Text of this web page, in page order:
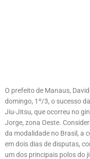
O prefeito de Manaus,
domingo, 1º/3, o sucesso
Jiu-Jitsu, que ocorreu no
Jorge, zona Oeste.
da modalidade no Brasil, a
em dois dias de disputas,
um dos principais polos do